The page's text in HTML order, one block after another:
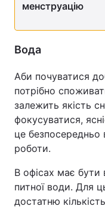
менструацію
Вода
Аби почуватися
потрібно
залежить якість
фокусуватися,
це безпосередньо
роботи.
В офісах має бути
питної води. Для
достатню